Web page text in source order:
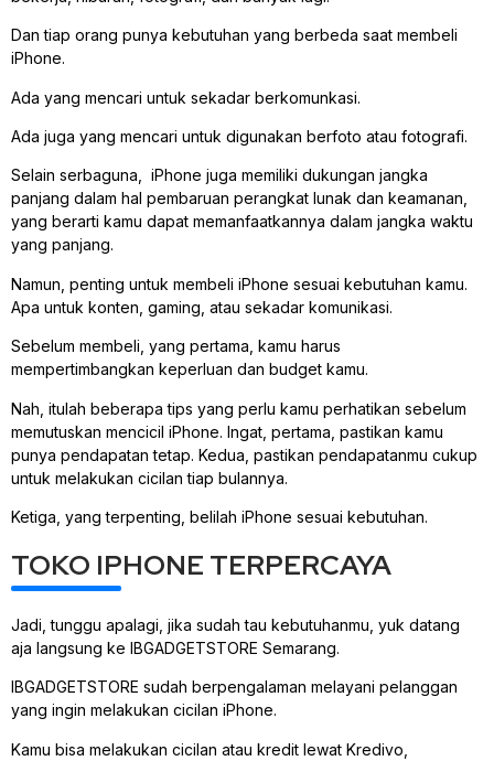
Dan tiap orang punya kebutuhan yang berbeda saat membeli
iPhone.
Ada yang mencari untuk sekadar berkomunkasi.
Ada juga yang mencari untuk digunakan berfoto atau fotografi.
Selain serbaguna, iPhone juga memiliki dukungan jangka
panjang dalam hal pembaruan perangkat lunak dan keamanan,
yang berarti kamu dapat memanfaatkannya dalam jangka waktu
yang panjang.
Namun, penting untuk membeli iPhone sesuai kebutuhan kamu.
Apa untuk konten, gaming, atau sekadar komunikasi.
Sebelum membeli, yang pertama, kamu harus
mempertimbangkan keperluan dan budget kamu.
Nah, itulah beberapa tips yang perlu kamu perhatikan sebelum
memutuskan mencicil iPhone. Ingat, pertama, pastikan kamu
punya pendapatan tetap. Kedua, pastikan pendapatanmu cukup
untuk melakukan cicilan tiap bulannya.
Ketiga, yang terpenting, belilah iPhone sesuai kebutuhan.
TOKO IPHONE TERPERCAYA
Jadi, tunggu apalagi, jika sudah tau kebutuhanmu, yuk datang
aja langsung ke IBGADGETSTORE Semarang.
IBGADGETSTORE sudah berpengalaman melayani pelanggan
yang ingin melakukan cicilan iPhone.
Kamu bisa melakukan cicilan atau kredit lewat Kredivo,